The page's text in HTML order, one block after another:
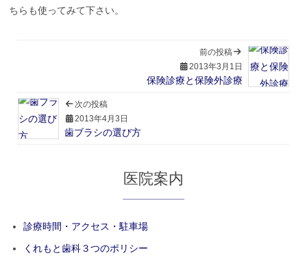
ちらも使ってみて下さい。
前の投稿
2013年3月1日
保険診療と保険外診療
次の投稿
2013年4月3日
歯ブラシの選び方
医院案内
診療時間・アクセス・駐車場
くれもと歯科３つのポリシー